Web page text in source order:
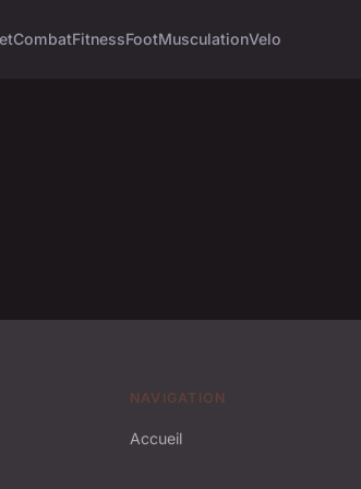
CombatFitnessFootMusculationVelo
NAVIGATION
Accueil